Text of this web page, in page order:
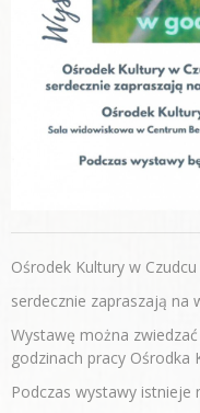
Ośrodek Kultury w
serdecznie zapraszają na
Wystawę można
godzinach pracy Ośrodka
Podczas wystawy istnieje